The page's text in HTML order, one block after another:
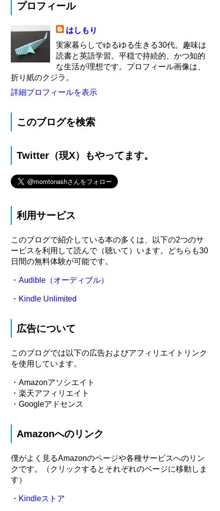
プロフィール
はしもり
実家暮らしでゆるゆる生きる30代。趣味は
読書と英語学習。平穏で持続的、かつ知的
な生活が理想です。プロフィール画像は、
折り紙のクジラ。
詳細プロフィールを表示
このブログを検索
Twitter（現X）もやってます。
利用サービス
このブログで紹介している本の多くは、以下の2つのサ
ービスを利用して読んで（聴いて）います。どちらも30
日間の無料体験が可能です。
・Audible（オーディブル）
・ Kindle Unlimited
広告について
このブログでは以下の広告およびアフィリエイトリンク
を使用しています。
・Amazonアソシエイト
・楽天アフィリエイト
・Googleアドセンス
Amazonへのリンク
僕がよく見るAmazonのページや各種サービスへのリン
クです。（クリックするとそれぞれのページに移動しま
す）
・ Kindleストア